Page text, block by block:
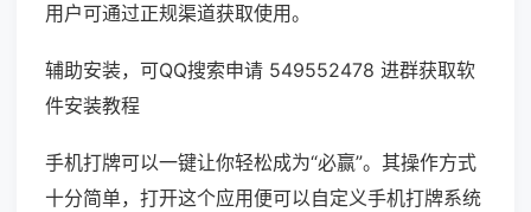
用户可通过正规渠道获取使用。
辅助安装，可QQ搜索申请 549552478 进群获取软
件安装教程
手机打牌可以一键让你轻松成为“必赢”。其操作方式
十分简单，打开这个应用便可以自定义手机打牌系统